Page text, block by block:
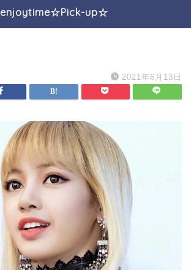
enjoytime☆Pick-up☆
2021年6月13日